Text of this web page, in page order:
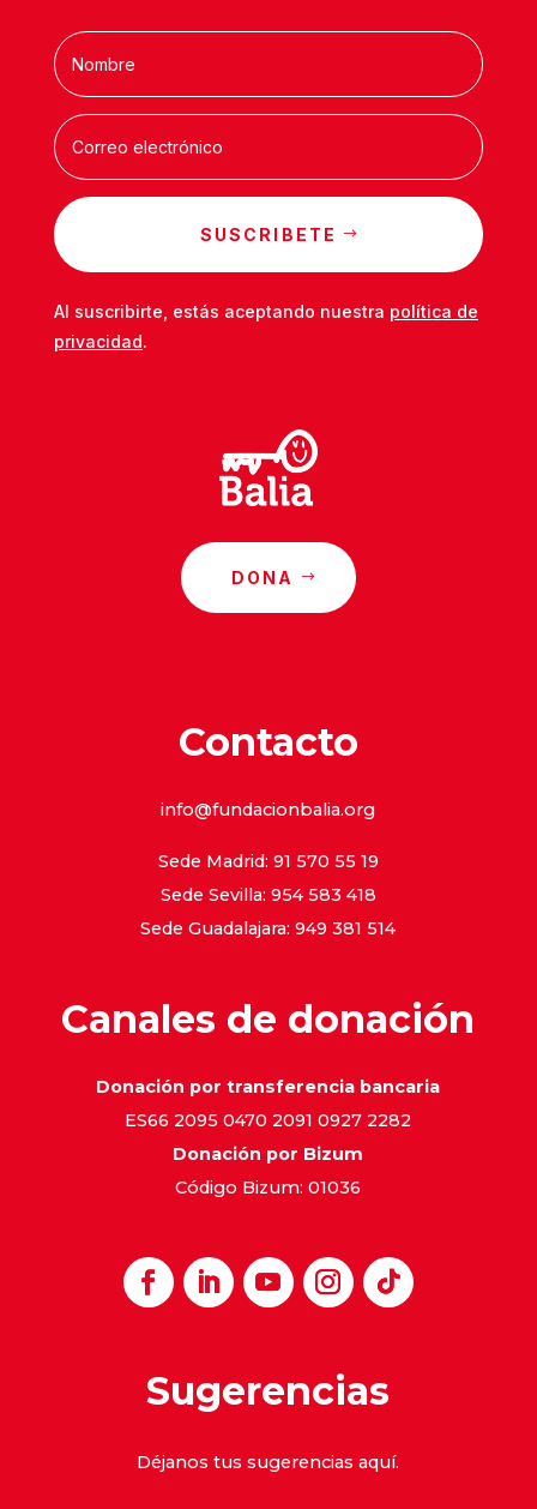
SUSCRIBETE
Al suscribirte, estás aceptando nuestra política de
privacidad.
DONA
Contacto
info@fundacionbalia.org
Sede Madrid: 91 570 55 19
Sede Sevilla: 954 583 418
Sede Guadalajara: 949 381 514
Canales de donación
Donación por transferencia bancaria
ES66 2095 0470 2091 0927 2282
Donación por Bizum
Código Bizum: 01036
Sugerencias
Déjanos tus sugerenciasaquí.